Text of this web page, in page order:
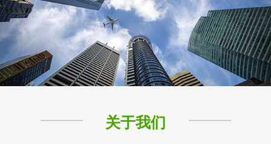
关于我们